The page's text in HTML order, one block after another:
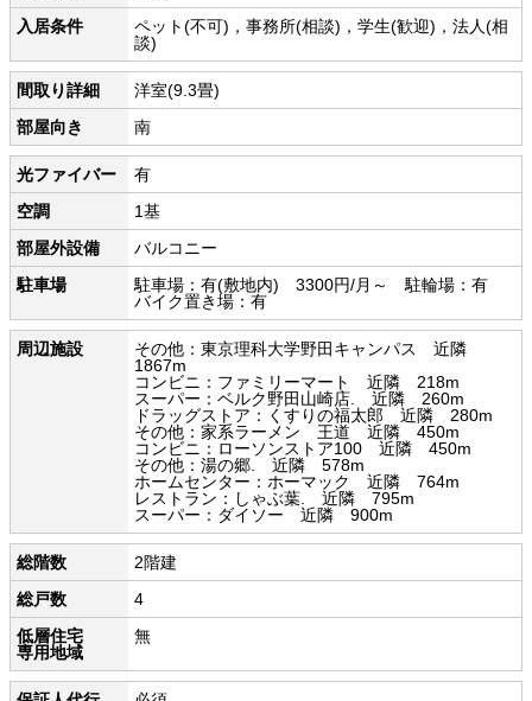
入居条件
ペット(不可)，事務所(相談)，学生(歓迎)，法人(相
談)
間取り詳細
洋室(9.3畳)
部屋向き
南
光ファイバー
有
空調
1基
部屋外設備
バルコニー
駐車場
駐車場：有(敷地内) 3300円/月～ 駐輪場：有
バイク置き場：有
周辺施設
その他：東京理科大学野田キャンパス 近隣
1867m
コンビニ：ファミリーマート 近隣 218m
スーパー：ベルク野田山崎店. 近隣 260m
ドラッグストア：くすりの福太郎 近隣 280m
その他：家系ラーメン 王道 近隣 450m
コンビニ：ローソンストア100 近隣 450m
その他：湯の郷. 近隣 578m
ホームセンター：ホーマック 近隣 764m
レストラン：しゃぶ葉. 近隣 795m
スーパー：ダイソー 近隣 900m
総階数
2階建
総戸数
4
低層住宅
専用地域
無